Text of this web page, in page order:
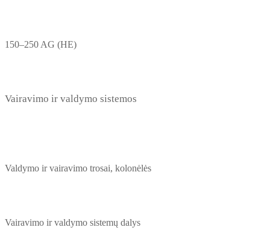
150–250 AG (HE)
Vairavimo ir valdymo sistemos
Valdymo ir vairavimo trosai, kolonėlės
Vairavimo ir valdymo sistemų dalys